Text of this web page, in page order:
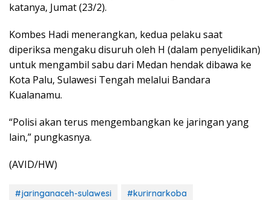
katanya, Jumat (23/2).
Kombes Hadi menerangkan, kedua pelaku saat
diperiksa mengaku disuruh oleh H (dalam penyelidikan)
untuk mengambil sabu dari Medan hendak dibawa ke
Kota Palu, Sulawesi Tengah melalui Bandara
Kualanamu.
“Polisi akan terus mengembangkan ke jaringan yang
lain,” pungkasnya.
(AVID/HW)
#jaringanaceh-sulawesi
#kurirnarkoba